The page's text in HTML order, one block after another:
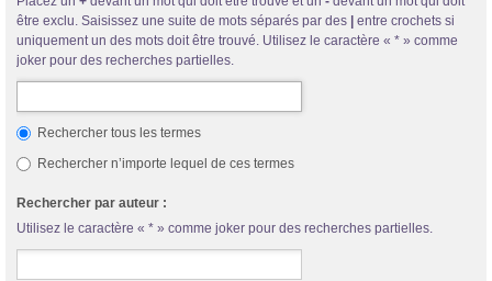
être exclu. Saisissez une suite de mots séparés par des | entre crochets si
uniquement un des mots doit être trouvé. Utilisez le caractère « * » comme
joker pour des recherches partielles.
Rechercher tous les termes
Rechercher n’importe lequel de ces termes
Rechercher par auteur :
Utilisez le caractère « * » comme joker pour des recherches partielles.